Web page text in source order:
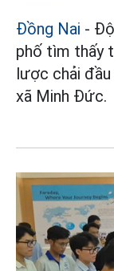
Đồng Nai -
phố tìm thấy
lược chải
xã Minh Đức.